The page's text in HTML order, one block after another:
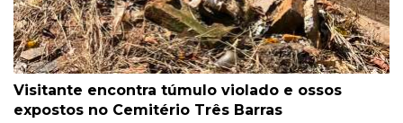
Visitante encontra túmulo violado e ossos
expostos no Cemitério Três Barras